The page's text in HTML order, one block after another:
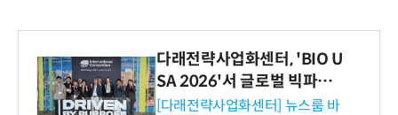
다래전략사업화센터, 'BIO U
SA 2026'서 글로벌 빅파마
와의 비즈니스 미팅 지원…K
[다래전략사업화센터] 뉴스룸 바